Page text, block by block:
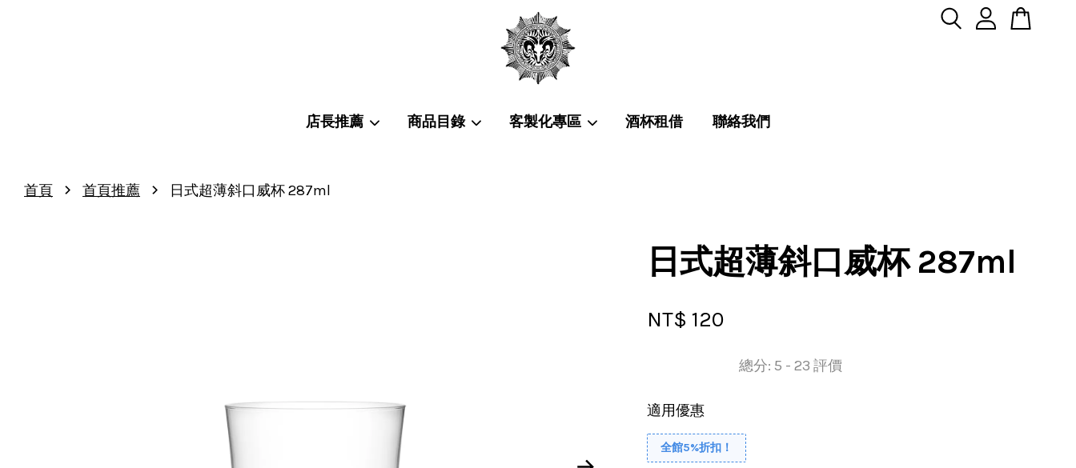
店長推薦 商品目錄 客製化專區 酒杯租借 聯絡我們
首頁 › 首頁推薦 › 日式超薄斜口威杯 287ml
日式超薄斜口威杯 287ml
NT$ 120
總分: 5 -23 評價
適用優惠
全館5%折扣！